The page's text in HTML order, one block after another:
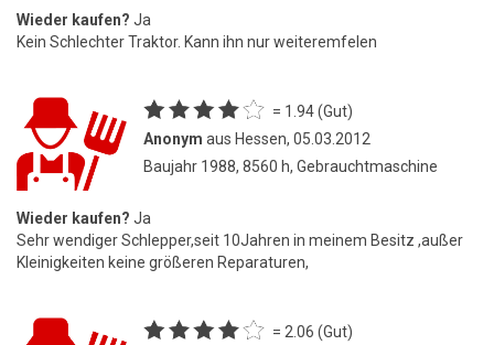
Wieder kaufen? Ja
Kein Schlechter Traktor. Kann ihn nur weiteremfelen
= 1.94 (Gut)
Anonym aus Hessen, 05.03.2012
Baujahr 1988, 8560 h, Gebrauchtmaschine
Wieder kaufen? Ja
Sehr wendiger Schlepper,seit 10Jahren in meinem Besitz ,außer
Kleinigkeiten keine größeren Reparaturen,
= 2.06 (Gut)